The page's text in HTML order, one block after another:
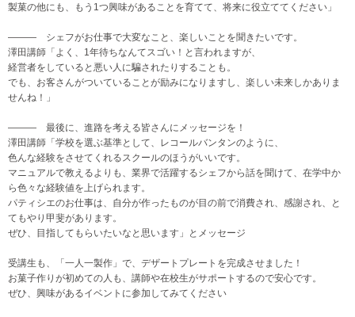
製菓の他にも、もう1つ興味があることを育てて、将来に役立ててください 」
――― シェフがお仕事で大変なこと、楽しいことを聞きたいです。
澤田講師「よく、1年待ちなんてスゴい！と言われますが、
経営者をしていると悪い人に騙されたりすることも。
でも、お客さんがついていることが励みになりますし、楽しい未来しかありま
せんね！」
――― 最後に、進路を考える皆さんにメッセージを！
澤田講師「学校を選ぶ基準として、レコールバンタンのように、
色んな経験をさせてくれるスクールのほうがいいです。
マニュアルで教えるよりも、業界で活躍するシェフから話を聞けて、在学中か
ら色々な経験値を上げられます。
パティシエのお仕事は、自分が作ったものが目の前で消費され、感謝され、と
てもやり甲斐があります。
ぜひ、目指してもらいたいなと思います」とメッセージ
受講生も、「一人一製作」で、デザートプレートを完成させました！
お菓子作りが初めての人も、講師や在校生がサポートするので安心です。
ぜひ、興味があるイベントに参加してみてください